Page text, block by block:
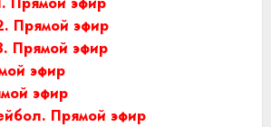
Прямой эфир
Прямой эфир
эфир
эфир
Прямой эфир